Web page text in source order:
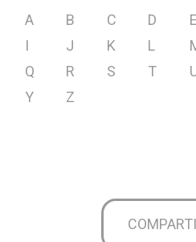
A B C D E
I
J K L
Q
R S T
Y
Z